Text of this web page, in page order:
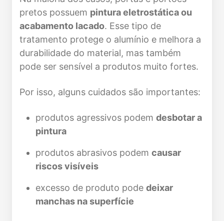
pretos possuem pintura eletrostática ou
acabamento lacado. Esse tipo de
tratamento protege o alumínio e melhora a
durabilidade do material, mas também
pode ser sensível a produtos muito fortes.
Por isso, alguns cuidados são importantes:
produtos agressivos podemdesbotar a
pintura
produtos abrasivos podemcausar
riscos visíveis
excesso de produto podedeixar
manchas na superfície